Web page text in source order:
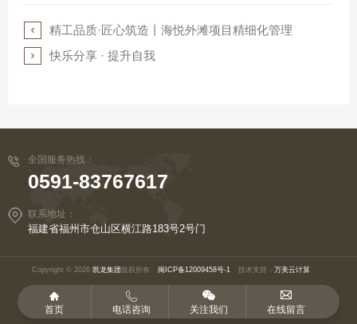
 精工品质·匠心筑造丨海悦外滩项目精细化管理
 快乐分享 · 提升自我
全国服务热线：
0591-83767617
联系地址：
福建省福州市仓山区横江路183号2号门
Copyright © 2026 凯龙集团 版权所有 闽ICP备12009458号-1 技术支持： 万美云计算

首页

电话咨询

关注我们

在线留言